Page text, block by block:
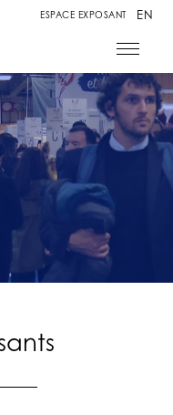
ESPACE EXPOSANT EN